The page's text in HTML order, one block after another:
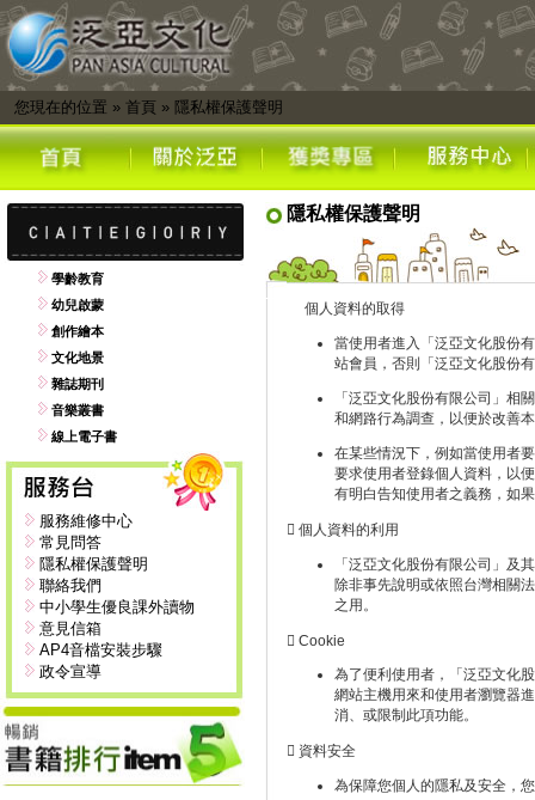
您現在的位置 » 首頁 » 隱私權保護聲明
學齡教育
幼兒啟蒙
創作繪本
文化地景
雜誌期刊
音樂叢書
線上電子書
服務維修中心
常見問答
隱私權保護聲明
聯絡我們
中小學生優良課外讀物
意見信箱
AP4音檔安裝步驟
政令宣導
隱私權保護聲明
個人資料的取得
當使用者進入「泛亞文化股份
站會員，否則「泛亞文化股份
「泛亞文化股份有限公司」相
和網路行為調查，以便於改善
在某些情況下，例如當使用者
要求使用者登錄個人資料，以
有明白告知使用者之義務，如
 個人資料的利用
「泛亞文化股份有限公司」及
除非事先說明或依照台灣相關
之用。
 Cookie
為了便利使用者，「泛亞文化
網站主機用來和使用者瀏覽器
消、或限制此項功能。
 資料安全
為保障您個人的隱私及安全，